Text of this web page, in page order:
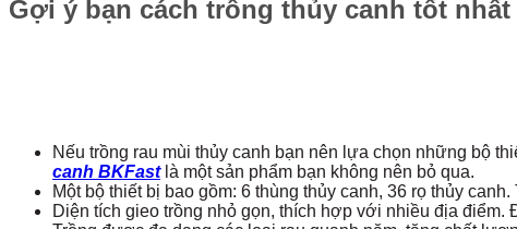
Gợi ý bạn cách trồng thủy canh tốt nhất
Nếu trồng rau mùi thủy canh bạn nên lựa chọn những bộ
canh BKFastlà một sản phẩm bạn không nên bỏ qua.
Một bộ thiết bị bao gồm: 6 thùng thủy canh, 36 rọ thủy
Diện tích gieo trồng nhỏ gọn, thích hợp với nhiều địa